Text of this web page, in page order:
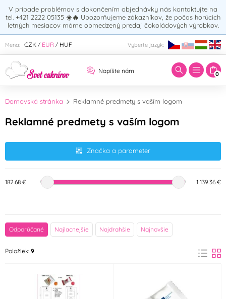
V prípade problémov s dokončením objednávky nás kontaktujte na
tel. +421 2222 05135 ☀️🔥 Upozorňujeme zákazníkov, že počas horúcich
letných mesiacov máme obmedzený predaj čokoládových výrobkov.
Mena: CZK / EUR / HUF Vyberte jazyk:
Napíšte nám 0
Zadajte hľadaný výraz:
Domovská stránka Reklamné predmety s vaším logom
Reklamné predmety s vaším logom
Značka a parameter
182.68 € 1 139.36 €
Odporúčané Najlacnejšie Najdrahšie Najnovšie
Položiek: 9